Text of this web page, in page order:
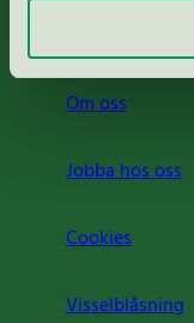
Om oss
Jobba hos oss
Cookies
Visselblåsning